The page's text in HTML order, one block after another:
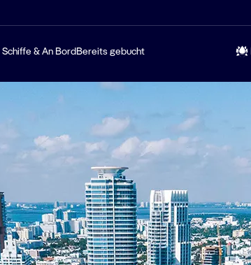
Schiffe & An Bord Bereits gebucht